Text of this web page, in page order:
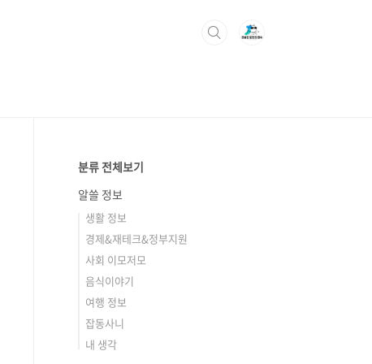
분류 전체보기
알쓸 정보
생활 정보
경제&재테크&정부지원
사회 이모저모
음식이야기
여행 정보
잡동사니
내 생각